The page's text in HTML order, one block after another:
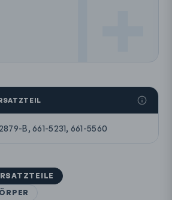
B, 661-5231, 661-5560